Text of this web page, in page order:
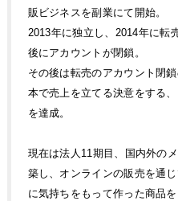
販ビジネスを副業にて開始。
2013年に独立し、2014年に転
後にアカウントが閉鎖。
その後は転売のアカウント閉
本で売上を立てる決意をする
を達成。
現在は法人11期目、国内外の
築し、オンラインの販売を通
に気持ちをもって作った商品を